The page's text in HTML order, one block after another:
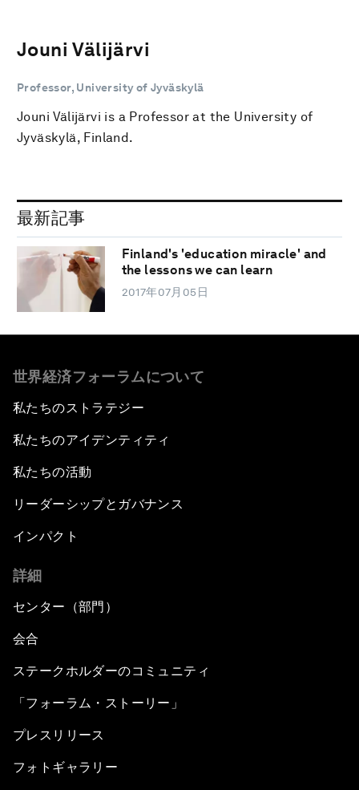
Jouni Välijärvi
Professor, University of Jyväskylä
Jouni Välijärvi is a Professor at the University of
Jyväskylä, Finland.
最新記事
Finland's 'education miracle' and
the lessons we can learn
2017年07月05日
世界経済フォーラムについて
私たちのストラテジー
私たちのアイデンティティ
私たちの活動
リーダーシップとガバナンス
インパクト
詳細
センター（部門）
会合
ステークホルダーのコミュニティ
「フォーラム・ストーリー」
プレスリリース
フォトギャラリー